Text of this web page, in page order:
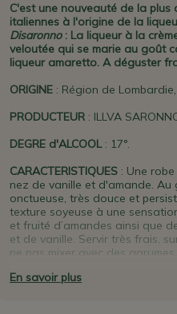
C'est une nouveauté de la plus
italiennes à l'origine de la
Disaronno: La liqueur à la
veloutée qui se marie au goût
liqueur amaretto. A déguster
ORIGINE : Région de
PRODUCTEUR : ILLVA
DEGRE d'ALCOOL: 17°.
CARACTERISTIQUES : Une
nez de vanille et d'amande.
onctueuse, très douce et
texture soyeuse à une
et fruité d’amandes ainsi que
et de vanille. Servir très frais,
ne pas mixer avec des
consommer dans les 6 mois
En savoir plus